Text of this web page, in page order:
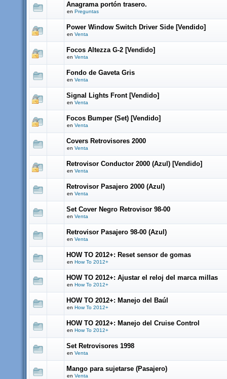
Anagrama portón trasero.
en Preguntas
Power Window Switch Driver Side [Vendido]
en Venta
Focos Altezza G-2 [Vendido]
en Venta
Fondo de Gaveta Gris
en Venta
Signal Lights Front [Vendido]
en Venta
Focos Bumper (Set) [Vendido]
en Venta
Covers Retrovisores 2000
en Venta
Retrovisor Conductor 2000 (Azul) [Vendido]
en Venta
Retrovisor Pasajero 2000 (Azul)
en Venta
Set Cover Negro Retrovisor 98-00
en Venta
Retrovisor Pasajero 98-00 (Azul)
en Venta
HOW TO 2012+: Reset sensor de gomas
en How To 2012+
HOW TO 2012+: Ajustar el reloj del marca millas
en How To 2012+
HOW TO 2012+: Manejo del Baúl
en How To 2012+
HOW TO 2012+: Manejo del Cruise Control
en How To 2012+
Set Retrovisores 1998
en Venta
Mango para sujetarse (Pasajero)
en Venta